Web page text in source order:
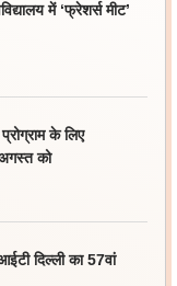
में ‘फ्रेशर्स मीट’
के लिए
को
दिल्ली का 57वां